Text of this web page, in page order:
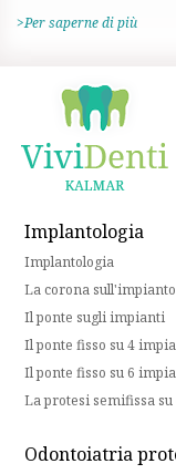
>Per saperne di più
Implantologia
Implantologia
La corona
Il ponte sugli impianti
Il ponte fisso su 4
Il ponte fisso su 6
La protesi semifissa
Odontoiatria